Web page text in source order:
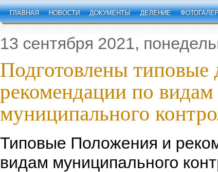
ГЛАВНАЯ НОВОСТИ ДОКУМЕНТЫ ДЕЛЕНИЕ
13 сентября 2021,
Подготовлены
рекомендации по видам
муниципального
Типовые Положения и
видам муниципального